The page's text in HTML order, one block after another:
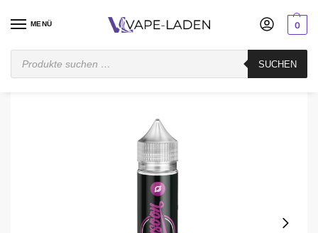
MENÜ
SUCHEN
0
Startseite / Mischen / Monsoon Grape Candy – Intense Longfill Aroma